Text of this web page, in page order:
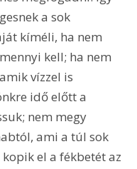
a sok
kíméli, ha nem
kell; ha nem
vízzel is
idő előtt a
nem megy
ami a túl sok
el a fékbetét az